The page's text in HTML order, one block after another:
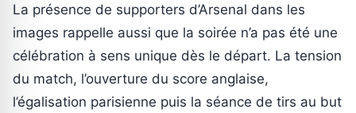
La présence de supporters d’Arsenal dans les
images rappelle aussi que la soirée n’a pas été une
célébration à sens unique dès le départ. La tension
du match, l’ouverture du score anglaise,
l’égalisation parisienne puis la séance de tirs au but